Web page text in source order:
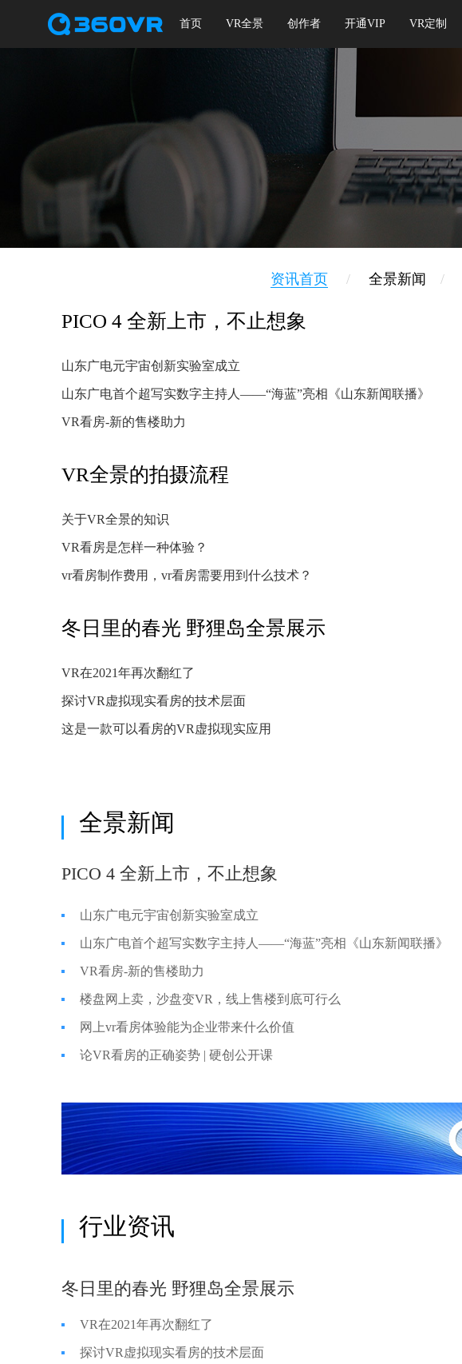
首页 VR全景 创作者 开通VIP VR定制
资讯首页 / 全景新闻 /
PICO 4 全新上市，不止想象
山东广电元宇宙创新实验室成立
山东广电首个超写实数字主持人——“海蓝”亮相《山东新闻联播》
VR看房-新的售楼助力
VR全景的拍摄流程
关于VR全景的知识
VR看房是怎样一种体验？
vr看房制作费用，vr看房需要用到什么技术？
冬日里的春光 野狸岛全景展示
VR在2021年再次翻红了
探讨VR虚拟现实看房的技术层面
这是一款可以看房的VR虚拟现实应用
全景新闻
PICO 4 全新上市，不止想象
山东广电元宇宙创新实验室成立
山东广电首个超写实数字主持人——“海蓝”亮相《山东新闻联播》
VR看房-新的售楼助力
楼盘网上卖，沙盘变VR，线上售楼到底可行么
网上vr看房体验能为企业带来什么价值
论VR看房的正确姿势 | 硬创公开课
行业资讯
冬日里的春光 野狸岛全景展示
VR在2021年再次翻红了
探讨VR虚拟现实看房的技术层面